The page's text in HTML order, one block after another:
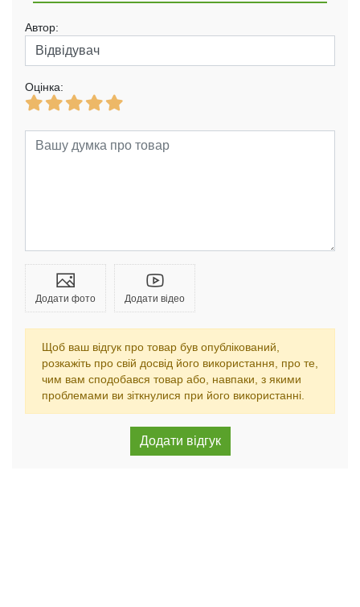
Автор:
Оцінка:
Додати фото Додати відео
Щоб ваш відгук про товар був опублікований,
розкажіть про свій досвід його використання, про те,
чим вам сподобався товар або, навпаки, з якими
проблемами ви зіткнулися при його використанні.